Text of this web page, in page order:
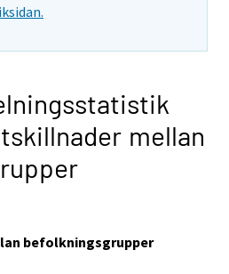
mellan
befolkningsgrupper